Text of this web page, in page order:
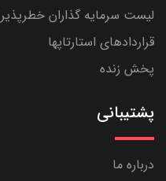
لیست سرمایه گذاران خطرپذیر VC
قراردادهای استارتاپها
پخش زنده
پشتیبانی
درباره ما